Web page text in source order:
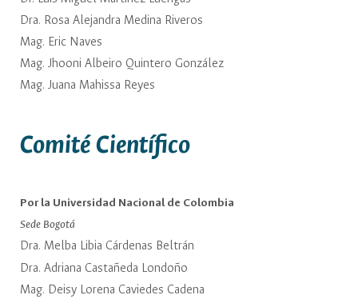
Dra. Rosa Alejandra Medina Riveros
Mag. Eric Naves
Mag. Jhooni Albeiro Quintero González
Mag. Juana Mahissa Reyes
Comité Científico
Por la Universidad Nacional de Colombia
Sede Bogotá
Dra. Melba Libia Cárdenas Beltrán
Dra. Adriana Castañeda Londoño
Mag. Deisy Lorena Caviedes Cadena